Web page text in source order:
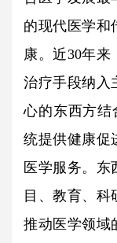
的现代医学和
康。近30年
治疗手段纳入
心的东西方结
统提供健康促
医学服务。东
目、教育、科
推动医学领域